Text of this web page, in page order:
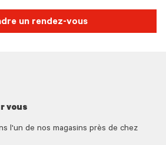
un rendez-vous
vous
l'un de nos magasins près de chez